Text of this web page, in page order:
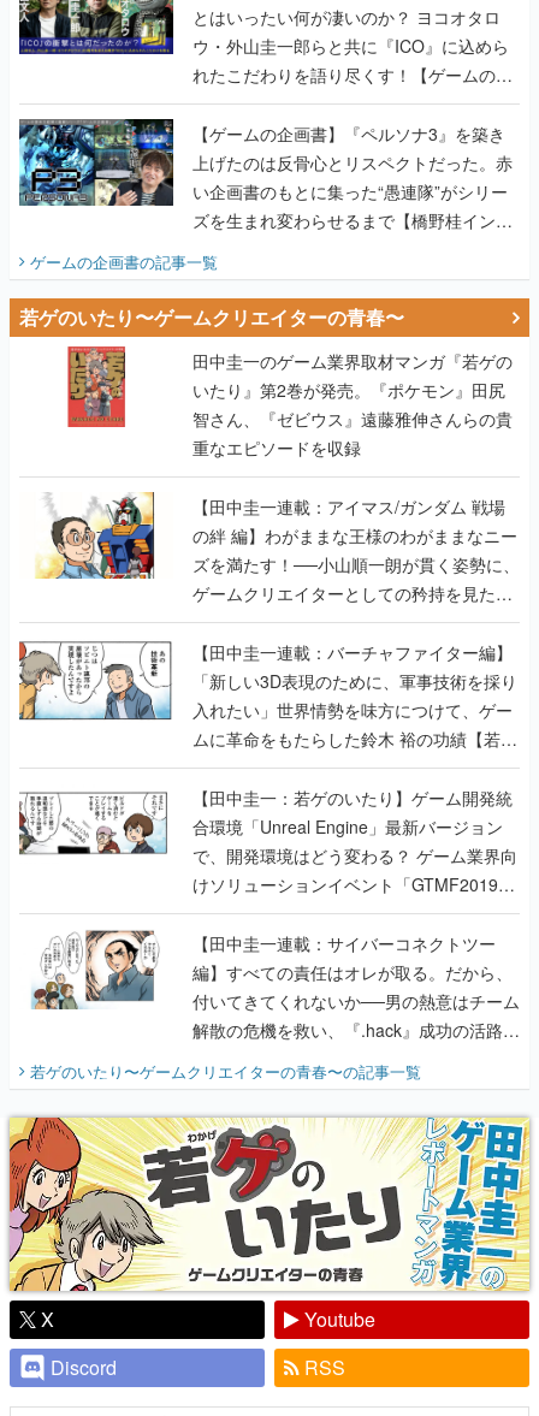
画書】
【ゲームの企画書】『ペルソナ3』を築き
上げたのは反骨心とリスペクトだった。赤
い企画書のもとに集った“愚連隊”がシリー
ズを生まれ変わらせるまで【橋野桂インタ
ビュー】
ゲームの企画書の記事一覧
若ゲのいたり〜ゲームクリエイターの青春〜
田中圭一のゲーム業界取材マンガ『若ゲの
いたり』第2巻が発売。『ポケモン』田尻
智さん、『ゼビウス』遠藤雅伸さんらの貴
重なエピソードを収録
【田中圭一連載：アイマス/ガンダム 戦場
の絆 編】わがままな王様のわがままなニー
ズを満たす！──小山順一朗が貫く姿勢に、
ゲームクリエイターとしての矜持を見た
【若ゲのいたり最終回】
【田中圭一連載：バーチャファイター編】
「新しい3D表現のために、軍事技術を採り
入れたい」世界情勢を味方につけて、ゲー
ムに革命をもたらした鈴木 裕の功績【若ゲ
のいたり】
【田中圭一：若ゲのいたり】ゲーム開発統
合環境「Unreal Engine」最新バージョン
で、開発環境はどう変わる？ ゲーム業界向
けソリューションイベント「GTMF2019」
に行って、より理解を深めよう【PR】
【田中圭一連載：サイバーコネクトツー
編】すべての責任はオレが取る。だから、
付いてきてくれないか──男の熱意はチーム
解散の危機を救い、『.hack』成功の活路を
開く。業界の快男児・松山 洋に流れる血は
『少年ジャンプ』色だった【若ゲのいた
り】
若ゲのいたり〜ゲームクリエイターの青春〜の記事一覧
X
Youtube
Discord
RSS
ピックアップ